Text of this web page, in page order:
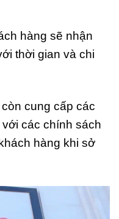
hàng sẽ nhận
thời gian và chi
còn cung cấp các
các chính sách
hàng khi sở